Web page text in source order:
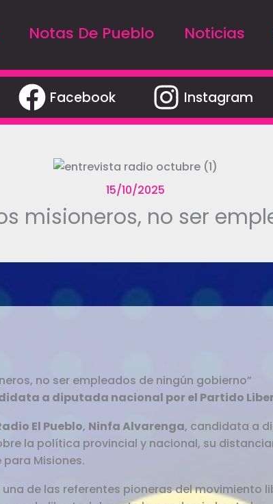
Notas De Pueblo Noticias
Facebook Instagram
15/10/2025
misioneros, no ser
no ser empleados de ningún gobierno”
a diputada nacional por el Partido
El Pueblo, Ninfa Alvarenga, candidata a
la política provincial y nacional, su
Misiones.
una de las referentes pioneras del movimiento